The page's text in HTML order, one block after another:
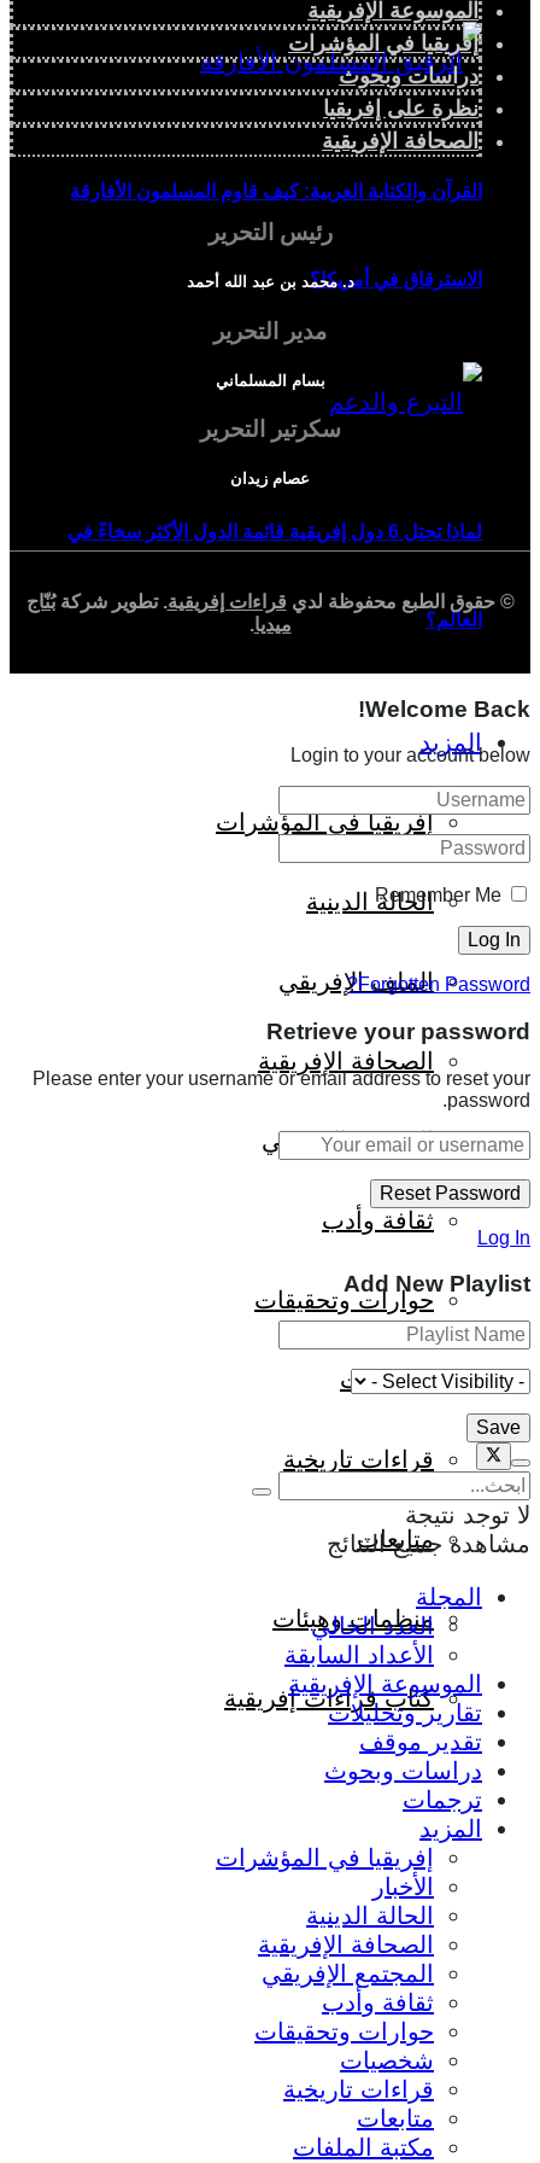
القرآن والكتابة العربية: كيف قاوم المسلمون الأفارقة
الاسترقاق في أمريكا؟
لماذا تحتل 6 دول إفريقية قائمة الدول الأكثر سخاءً في
العالم؟
المزيد
إفريقيا في المؤشرات
الحالة الدينية
الملف الإفريقي
الصحافة الإفريقية
المجتمع الإفريقي
ثقافة وأدب
حوارات وتحقيقات
شخصيات
قراءات تاريخية
متابعات
منظمات وهيئات
كتاب قراءات إفريقية
الموسوعة الإفريقية
إفريقيا في المؤشرات
دراسات وبحوث
نظرة على إفريقيا
الصحافة الإفريقية
رئيس التحرير
د. محمد بن عبد الله أحمد
مدير التحرير
بسام المسلماني
سكرتير التحرير
عصام زيدان
© حقوق الطبع محفوظة لدي قراءات إفريقية. تطوير شركةبُنّاج
ميديا.
Welcome Back!
Login to your account below
Remember Me
Forgotten Password?
Retrieve your password
Please enter your username or email address to reset your
password.
Log In
Add New Playlist
لا توجد نتيجة
مشاهدة جميع النتائج
المجلة
العدد الحالي
الأعداد السابقة
الموسوعة الإفريقية
تقارير وتحليلات
تقدير موقف
دراسات وبحوث
ترجمات
المزيد
إفريقيا في المؤشرات
الأخبار
الحالة الدينية
الصحافة الإفريقية
المجتمع الإفريقي
ثقافة وأدب
حوارات وتحقيقات
شخصيات
قراءات تاريخية
متابعات
مكتبة الملفات